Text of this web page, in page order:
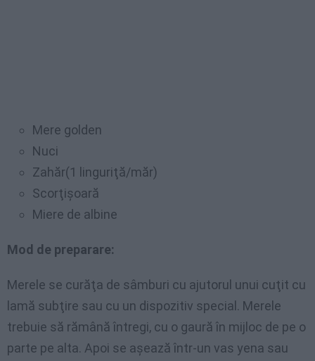
Mere golden
Nuci
Zahăr(1 linguriţă/măr)
Scorţişoară
Miere de albine
Mod de preparare:
Merele se curăţa de sâmburi cu ajutorul unui cuţit cu
lamă subţire sau cu un dispozitiv special. Merele
trebuie să rămână întregi, cu o gaură în mijloc de pe o
parte pe alta. Apoi se aşează într-un vas yena sau